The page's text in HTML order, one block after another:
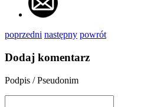
poprzedni następny powrót
Dodaj komentarz
Podpis / Pseudonim